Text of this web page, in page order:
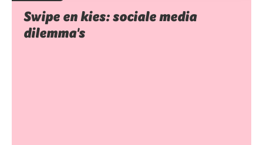
Swipe en kies: sociale media
dilemma's